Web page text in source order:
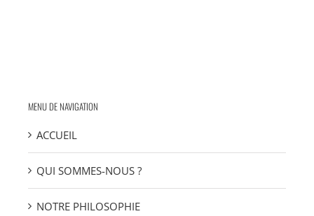
MENU DE NAVIGATION
ACCUEIL
QUI SOMMES-NOUS ?
NOTRE PHILOSOPHIE